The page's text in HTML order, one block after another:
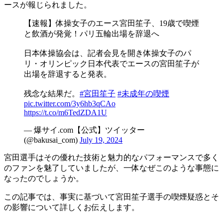
ースが報じられました。
【速報】体操女子のエース宮田笙子、19歳で喫煙
と飲酒が発覚！パリ五輪出場を辞退へ
日本体操協会は、記者会見を開き体操女子のパ
リ・オリンピック日本代表でエースの宮田笙子が
出場を辞退すると発表。
残念な結果だ。 #宮田笙子 #未成年の喫煙
pic.twitter.com/3y6hb3qCAo
https://t.co/m6TedZDA1U
— 爆サイ.com【公式】ツイッター
(@bakusai_com) July 19, 2024
宮田選手はその優れた技術と魅力的なパフォーマンスで多く
のファンを魅了していましたが、一体なぜこのような事態に
なったのでしょうか。
この記事では、事実に基づいて宮田笙子選手の喫煙疑惑とそ
の影響について詳しくお伝えします。